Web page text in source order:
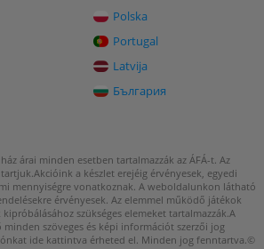
Polska
Portugal
Latvija
България
árai minden esetben tartalmazzák az ÁFÁ-t. Az
Akcióink a készlet erejéig érvényesek, egyedi
mennyiségre vonatkoznak. A weboldalunkon látható
érvényesek. Az elemmel működő játékok
szükséges elemeket tartalmazzák.A
szöveges és képi információt szerzői jog
ide kattintva érheted el. Minden jog fenntartva.©